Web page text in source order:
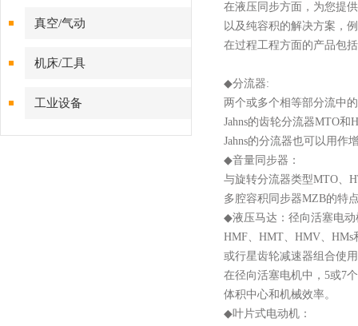
真空/气动
机床/工具
工业设备
在液压同步方面，为您提
以及纯容积的解决方案，
在过程工程方面的产品包
◆分流器:
两个或多个相等部分流中
Jahns的齿轮分流器MTO和
Jahns的分流器也可以用作
◆音量同步器：
与旋转分流器类型MTO、
多腔容积同步器MZB的特
◆液压马达：径向活塞电动
HMF、HMT、HMV、
或行星齿轮减速器组合使
在径向活塞电机中， 5或7
体积中心和机械效率。
◆叶片式电动机：